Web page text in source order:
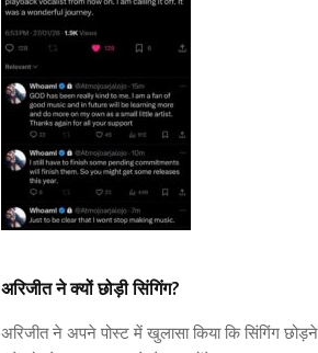
अरिजीत ने क्यों छोड़ी सिंगिंग?
अरिजीत ने अपने पोस्ट में खुलासा किया कि सिंगिंग